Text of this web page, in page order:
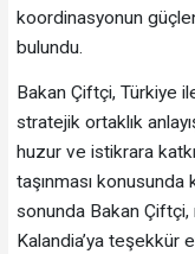
koordinasyonun
bulundu.
Bakan Çiftçi, Türkiye
stratejik ortaklık
huzur ve istikrara
taşınması konusunda
sonunda Bakan Çiftçi,
Kalandia’ya teşekkür